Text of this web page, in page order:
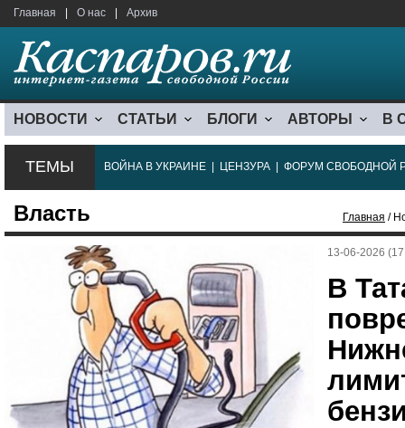
Главная О нас Архив
НОВОСТИ СТАТЬИ БЛОГИ АВТОРЫ В
ТЕМЫ ВОЙНА В УКРАИНЕ ЦЕНЗУРА ФОРУМ СВОБОДНОЙ
Власть Главная /
13-06-2026
В